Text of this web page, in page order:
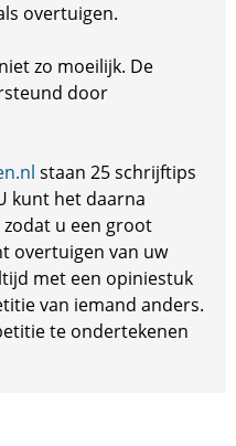
overtuigen.
zo moeilijk. De
door
staan 25 schrijftips
kunt het daarna
u een groot
overtuigen van uw
met een opiniestuk
van iemand anders.
te ondertekenen